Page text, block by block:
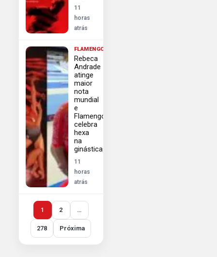
11
horas
atrás
FLAMENGO
Rebeca
Andrade
atinge
maior
nota
mundial
e
Flamengo
celebra
hexa
na
ginástica
11
horas
atrás
1 2 …
278 Próxima